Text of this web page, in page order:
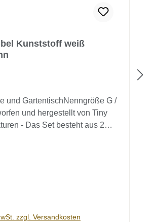
Kunststoff weiß
und GartentischNenngröße G /
und hergestellt von Tiny
- Das Set besteht aus 2
zzgl. Versandkosten